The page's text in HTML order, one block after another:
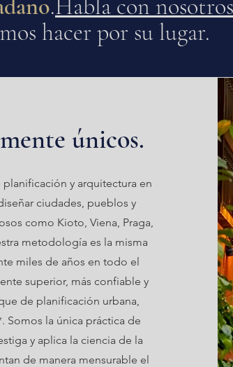
.Habla con
hacer por su lugar.
únicos.
y arquitectura en
ciudades, pueblos y
como Kioto, Viena, Praga,
metodología es la misma
miles de años en todo el
superior, más confiable y
de planificación urbana,
Somos la única práctica de
y aplica la ciencia de la
de manera mensurable el